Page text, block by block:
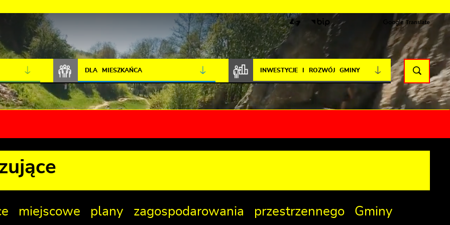
JAKOŚĆ POWIETRZA
DLA MIESZKAŃCA INWESTYCJE I ROZWÓJ GMINY
miejscowe plany zagospodarowania przestrzennego Gminy